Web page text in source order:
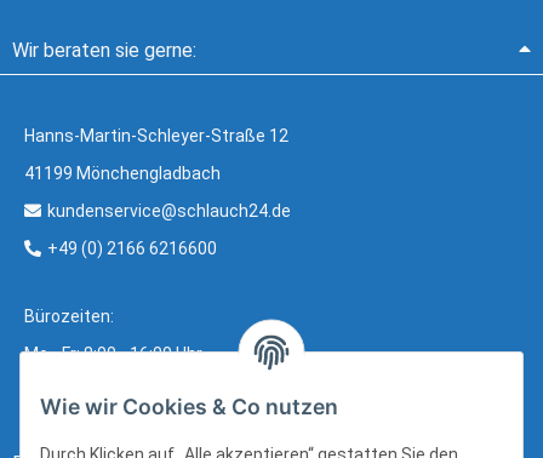
Wir beraten sie gerne:
Hanns-Martin-Schleyer-Straße 12
41199 Mönchengladbach
kundenservice@schlauch24.de
+49 (0) 2166 6216600
Bürozeiten:
Mo - Fr: 8:00 - 16:00 Uhr
Wie wir Cookies & Co nutzen